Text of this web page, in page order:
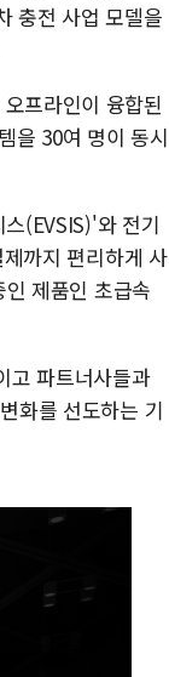
충전 사업 모델을
프라인이 융합된
을 30여 명이 동시
(EVSIS)'와 전기
까지 편리하게 사
제품인 초급속
고 파트너사들과
화를 선도하는 기